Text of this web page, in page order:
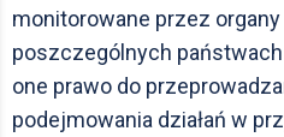
monitorowane przez
poszczególnych
one prawo do
podejmowania działań w